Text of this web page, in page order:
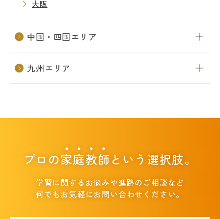
大阪
中国・四国エリア
九州エリア
プロの家庭教師という選択肢。
学習に関するお悩みや進路のご相談など
何でもお気軽にお問い合わせください。